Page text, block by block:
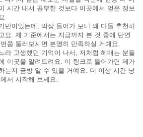
시간 내서 공부한 것보다 이곳에서 얻은 정보
.
반이었는데, 막상 들어가 보니 왜 다들 추천하
요. 제 기준에서는 지금까지 본 것 중에 단연
쯤 둘러보시면 분명히 만족하실 거예요.
라 고생했던 기억이 나서, 저처럼 헤매는 분들
이곳을 알려드려요. 이 링크로 들어가면 제가
는지 금방 알 수 있을 거예요. 더 이상 시간 낭
서 시작해 보세요.